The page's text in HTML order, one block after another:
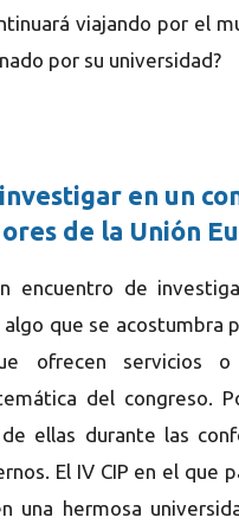
viajando por el
por su universidad?
en un
de la Unión
encuentro de
algo que se acostumbra
ofrecen servicios o
del congreso.
ellas durante las
El IV CIP en el que
una hermosa